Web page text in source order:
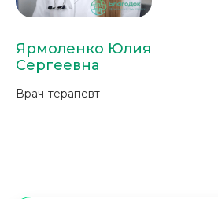
Ярмоленко Юлия
Сергеевна
Врач-терапевт